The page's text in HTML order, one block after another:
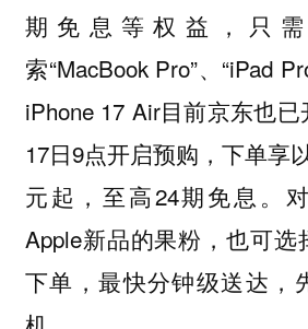
期免息等权益，只
索“MacBook Pro”、“iPad
iPhone 17 Air目前京东也已
17日9点开启预购，下单享
元起，至高24期免息。
Apple新品的果粉，也可选
下单，最快分钟级送达，